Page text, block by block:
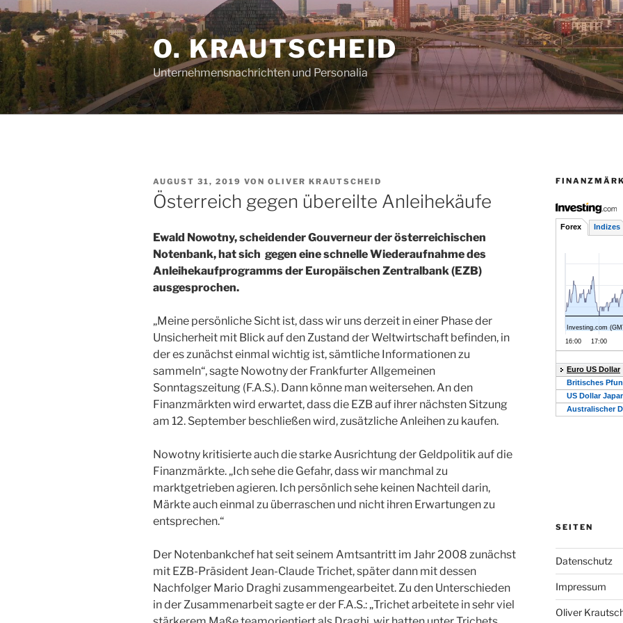
Zum
Inhalt
springen
O. KRAUTSCHEID
Unternehmensnachrichten und Personalia
VERÖFFENTLICHT
AM
AUGUST 31, 2019 VON OLIVER KRAUTSCHEID
Österreich gegen übereilte Anleihekäufe
Ewald Nowotny, scheidender Gouverneur der österreichischen
Notenbank, hat sich gegen eine schnelle Wiederaufnahme des
Anleihekaufprogramms der Europäischen Zentralbank (EZB)
ausgesprochen.
„Meine persönliche Sicht ist, dass wir uns derzeit in einer Phase der
Unsicherheit mit Blick auf den Zustand der Weltwirtschaft befinden, in
der es zunächst einmal wichtig ist, sämtliche Informationen zu
sammeln“, sagte Nowotny der Frankfurter Allgemeinen
Sonntagszeitung (F.A.S.). Dann könne man weitersehen. An den
Finanzmärkten wird erwartet, dass die EZB auf ihrer nächsten Sitzung
am 12. September beschließen wird, zusätzliche Anleihen zu kaufen.
Nowotny kritisierte auch die starke Ausrichtung der Geldpolitik auf die
Finanzmärkte. „Ich sehe die Gefahr, dass wir manchmal zu
marktgetrieben agieren. Ich persönlich sehe keinen Nachteil darin,
Märkte auch einmal zu überraschen und nicht ihren Erwartungen zu
entsprechen.“
Der Notenbankchef hat seit seinem Amtsantritt im Jahr 2008 zunächst
mit EZB-Präsident Jean-Claude Trichet, später dann mit dessen
Nachfolger Mario Draghi zusammengearbeitet. Zu den Unterschieden
in der Zusammenarbeit sagte er der F.A.S.: „Trichet arbeitete in sehr viel
SEITEN
Datenschutz
Impressum
Oliver